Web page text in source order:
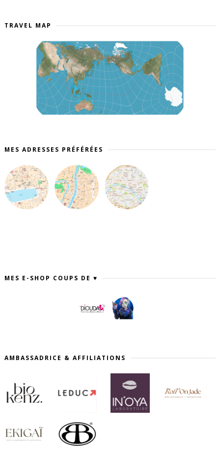
TRAVEL MAP
MES ADRESSES PRÉFÉRÉES
MES E-SHOP COUPS DE ♥
AMBASSADRICE & AFFILIATIONS